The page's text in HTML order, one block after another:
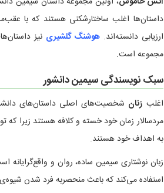
داستان‌ها اغلب ساختارشکنی هستند که با
ارزیابی دانسته‌اند. هوشنگ گلشیری نیز
مجموعه است.
سبک نویسندگی سیمین دانشور
اغلب زنان شخصیت‌های اصلی داستان‌های
مردسالار زمان خود خسته و کلافه هستند زیرا که
به اهداف خود هستند.
زبان نوشتاری سیمین ساده، روان و
استفاده می‌کند که باعث منحصربه فرد شدن